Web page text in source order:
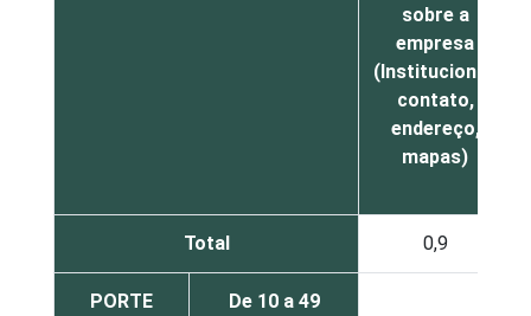
sobre a
empresa
(Institucional,
contato,
endereço,
mapas)
Total 0,9
PORTE
De 10 a 49